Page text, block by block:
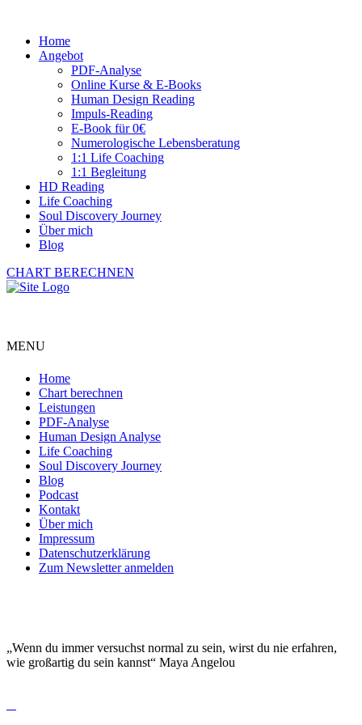
Home
Angebot
PDF-Analyse
Online Kurse & E-Books
Human Design Reading
Impuls-Reading
E-Book für 0€
Numerologische Lebensberatung
1:1 Life Coaching
1:1 Begleitung
HD Reading
Life Coaching
Soul Discovery Journey
Über mich
Blog
CHART BERECHNEN
MENU
Home
Chart berechnen
Leistungen
PDF-Analyse
Human Design Analyse
Life Coaching
Soul Discovery Journey
Blog
Podcast
Kontakt
Über mich
Impressum
Datenschutzerklärung
Zum Newsletter anmelden
„Wenn du immer versuchst normal zu sein, wirst du nie erfahren,
wie großartig du sein kannst“ Maya Angelou